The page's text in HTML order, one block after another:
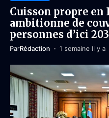
Cuisson propre en
ambitionne de
personnes d’ici
ParRédaction 1 semaine Il y a